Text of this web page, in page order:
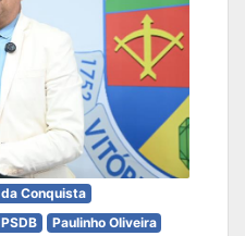
Conquista
PSDB Paulinho Oliveira